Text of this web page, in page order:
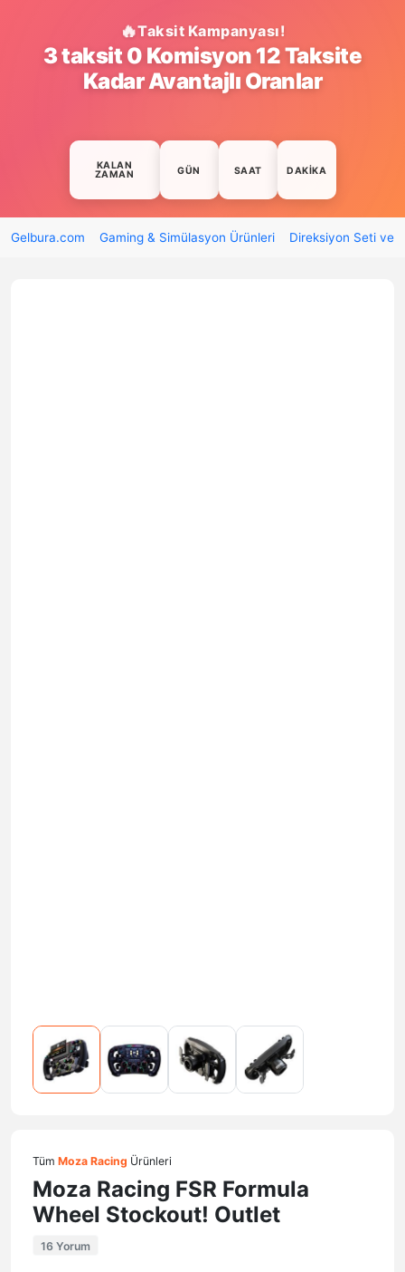
Taksit Kampanyası!
3 taksit 0 Komisyon 12 Taksite
Kadar Avantajlı Oranlar
KALAN
ZAMAN GÜN SAAT DAKIKA
Gelbura.com Gaming & Simülasyon Ürünleri Direksiyon Seti ve
Tüm Moza Racing Ürünleri
Moza Racing FSR Formula
Wheel Stockout! Outlet
16 Yorum